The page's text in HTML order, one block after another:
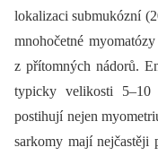
lokalizaci submukózní
mnohočetné
z přítomných nádorů.
typicky velikosti 5–10
postihují nejen
sarkomy mají nejčastěji